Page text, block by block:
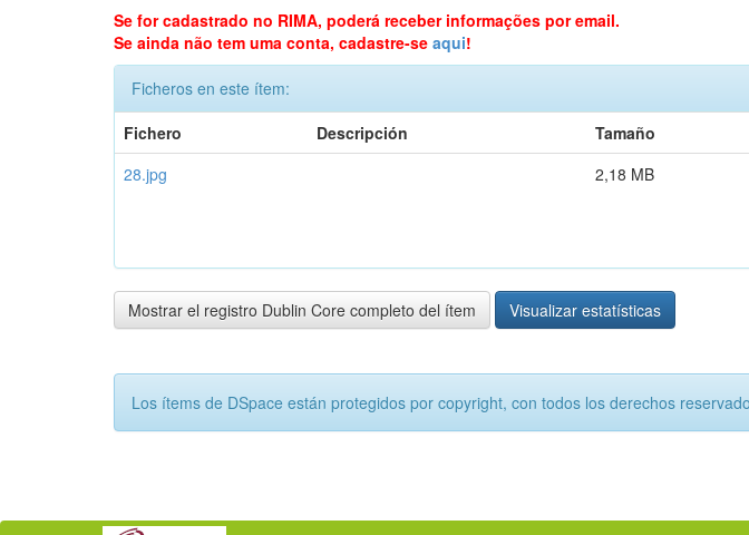
Se for cadastrado no RIMA, poderá receber informações por email.
Se ainda não tem uma conta, cadastre-se aqui!
Ficheros en este ítem:
Fichero
Descripción Tamaño
28.jpg
2,18 MB
Mostrar el registro Dublin Core completo del ítem Visualizar estatísticas
Los ítems de DSpace están protegidos por copyright, con todos los derechos